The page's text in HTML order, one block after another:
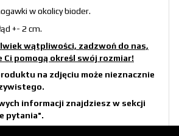
w okolicy bioder.
+- 2 cm.
wątpliwości, zadzwoń do nas,
Ci pomogą określ swój rozmiar!
na zdjęciu może nieznacznie
informacji znajdziesz w sekcji
pytania".